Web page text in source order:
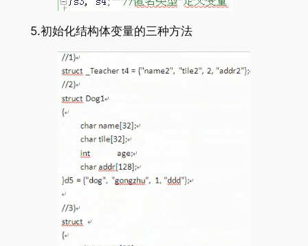
5.初始化结构体变量的三种方法